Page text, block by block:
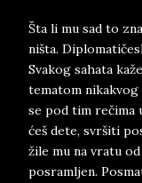
Šta li mu sad to
ništa.
Svakog sahata
tematom nikakvog
se pod tim rečima
ćeš dete, svršiti
žile mu na vratu
posramljen.